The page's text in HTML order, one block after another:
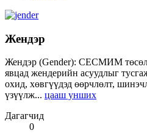
Жендэр
Жендэр (Gender): СЕСМИМ төсөл
явцад жендерийн асуудлыг
охид, хөвгүүдэд өөрчлөлт,
үзүүлж... цааш унших
Дагагчид
0